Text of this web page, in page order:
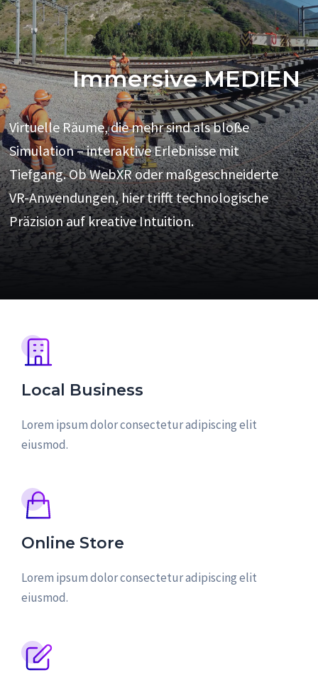
Immersive MEDIEN
Virtuelle Räume, die mehr sind als bloße
Simulation – interaktive Erlebnisse mit
Tiefgang. Ob WebXR oder maßgeschneiderte
VR-Anwendungen, hier trifft technologische
Präzision auf kreative Intuition.
Local Business
Lorem ipsum dolor consectetur adipiscing elit
eiusmod.
Online Store
Lorem ipsum dolor consectetur adipiscing elit
eiusmod.